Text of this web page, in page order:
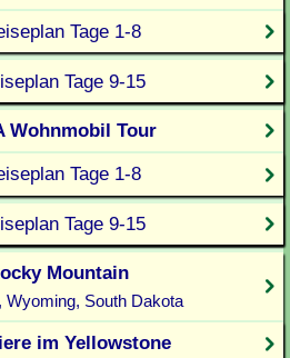
Tage 1-8
Tage 9-15
Wohnmobil Tour
Tage 1-8
Tage 9-15
Mountain
Wyoming, South Dakota
im Yellowstone